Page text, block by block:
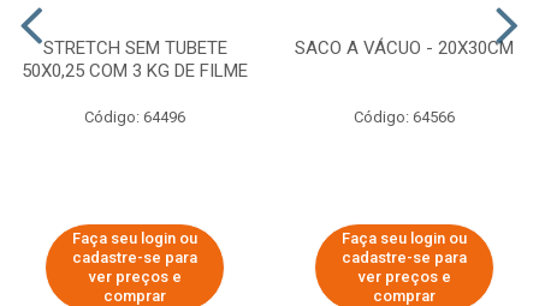
STRETCH SEM TUBETE
50X0,25 COM 3 KG DE FILME
Código: 64496
Faça seu login ou
cadastre-se para
ver preços e
comprar
SACO A VÁCUO - 20X30CM
Código: 64566
Faça seu login ou
cadastre-se para
ver preços e
comprar